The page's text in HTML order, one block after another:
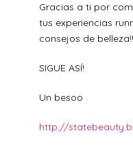
Gracias a ti por
tus experiencias
consejos de
SIGUE ASÍ!
Un besoo
http://